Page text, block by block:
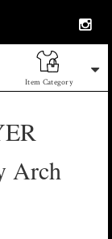
Item Category
Arch